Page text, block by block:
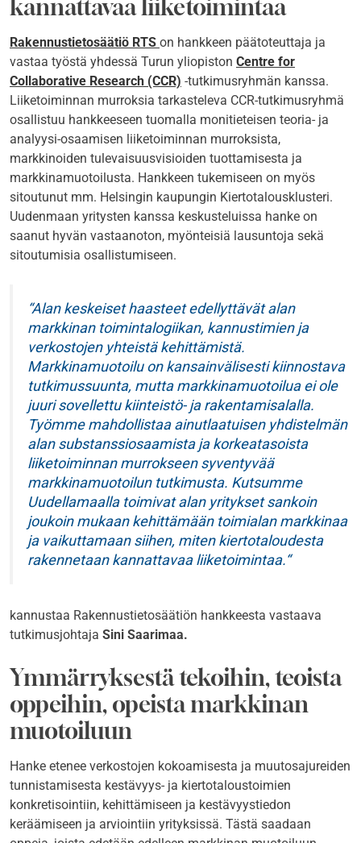
kannattavaa liiketoimintaa
Rakennustietosäätiö RTS on hankkeen päätoteuttaja ja
vastaa työstä yhdessä Turun yliopiston Centre for
Collaborative Research (CCR) -tutkimusryhmän kanssa.
Liiketoiminnan murroksia tarkasteleva CCR-tutkimusryhmä
osallistuu hankkeeseen tuomalla monitieteisen teoria- ja
analyysi-osaamisen liiketoiminnan murroksista,
markkinoiden tulevaisuusvisioiden tuottamisesta ja
markkinamuotoilusta. Hankkeen tukemiseen on myös
sitoutunut mm. Helsingin kaupungin Kiertotalousklusteri.
Uudenmaan yritysten kanssa keskusteluissa hanke on
saanut hyvän vastaanoton, myönteisiä lausuntoja sekä
sitoutumisia osallistumiseen.
Alan keskeiset haasteet edellyttävät alan
markkinan toimintalogiikan, kannustimien ja
verkostojen yhteistä kehittämistä.
Markkinamuotoilu on kansainvälisesti kiinnostava
tutkimussuunta, mutta markkinamuotoilua ei ole
juuri sovellettu kiinteistö- ja rakentamisalalla.
Työmme mahdollistaa ainutlaatuisen yhdistelmän
alan substanssiosaamista ja korkeatasoista
liiketoiminnan murrokseen syventyvää
markkinamuotoilun tutkimusta. Kutsumme
Uudellamaalla toimivat alan yritykset sankoin
joukoin mukaan kehittämään toimialan markkinaa
ja vaikuttamaan siihen, miten kiertotaloudesta
rakennetaan kannattavaa liiketoimintaa.
kannustaa Rakennustietosäätiön hankkeesta vastaava
tutkimusjohtaja Sini Saarimaa.
Ymmärryksestä tekoihin, teoista
oppeihin, opeista markkinan
muotoiluun
Hanke etenee verkostojen kokoamisesta ja muutosajureiden
tunnistamisesta kestävyys- ja kiertotaloustoimien
konkretisointiin, kehittämiseen ja kestävyystiedon
keräämiseen ja arviointiin yrityksissä. Tästä saadaan